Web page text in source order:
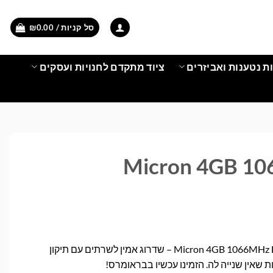
סל קניות / ₪0.00
נטענות ואביזרים ציוד מתקדם לחנויות ועסקים
Micron 4GB
זיכרון שרת Micron 4GB 1066MHz ECC Registered – שדרוג אמין לשרתים עם תיקון
שאין שנייה לה. הזמינו עכשיו בבראומרס!